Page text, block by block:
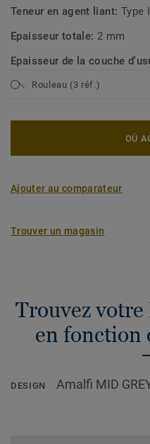
Teneur en agent liant: Type I
Epaisseur totale: 2 mm
Epaisseur de la couche
Rouleau (3 réf.)
OÙ
Ajouter au comparateur
Trouver un magasin
Trouvez
en fonction
DESIGN Amalfi MID